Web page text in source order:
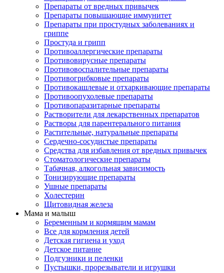
Препараты от вредных привычек
Препараты повышающие иммунитет
Препараты при простудных заболеваниях и
гриппе
Простуда и грипп
Противоаллергические препараты
Противовирусные препараты
Противовоспалительные препараты
Противогрибковые препараты
Противокашлевые и отхаркивающие препараты
Противоопухолевые препараты
Противопаразитарные препараты
Растворители для лекарственных препаратов
Растворы для парентерального питания
Растительные, натуральные препараты
Сердечно-сосудистые препараты
Средства для избавления от вредных привычек
Стоматологические препараты
Табачная, алкогольная зависимость
Тонизирующие препараты
Ушные препараты
Холестерин
Щитовидная железа
Мама и малыш
Беременным и кормящим мамам
Все для кормления детей
Детская гигиена и уход
Детское питание
Подгузники и пеленки
Пустышки, прорезыватели и игрушки